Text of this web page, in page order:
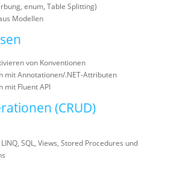
enum, Table Splitting)
Modellen
von Konventionen
mit Annotationen/.NET-Attributen
mit Fluent API
(CRUD)
SQL, Views, Stored Procedures und